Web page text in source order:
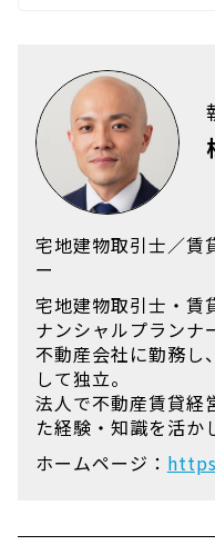
宅地建物取引士／賃
ー
宅地建物取引士・賃
ナンシャルプランナ
不動産会社に勤務し
して独立。
法人で不動産賃貸経
た経験・知識を活か
ホームページ：